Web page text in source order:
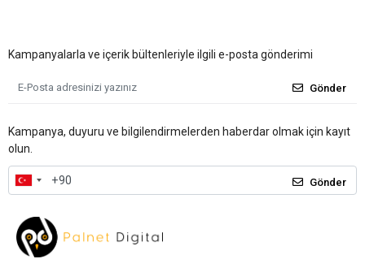
Kampanyalarla ve içerik bültenleriyle ilgili e-posta gönderimi
Gönder
Kampanya, duyuru ve bilgilendirmelerden haberdar olmak için kayıt
olun.
Gönder